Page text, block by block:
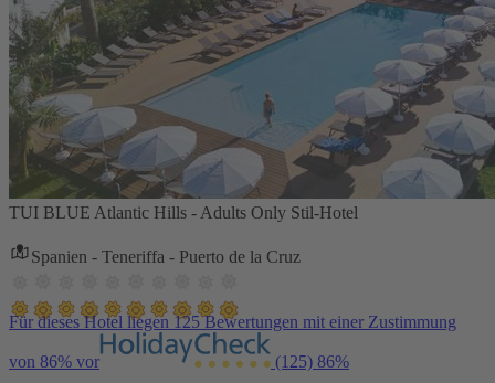
TUI BLUE Atlantic Hills - Adults Only Stil-Hotel
Spanien - Teneriffa - Puerto de la Cruz
Für dieses Hotel liegen 125 Bewertungen mit einer Zustimmung
von 86% vor (125) 86%